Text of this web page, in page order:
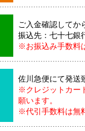
ご入金確認してか
振込先：七十七銀
※お振込み手数料
佐川急便にて発送
※クレジットカー
願います。
※代引手数料は無